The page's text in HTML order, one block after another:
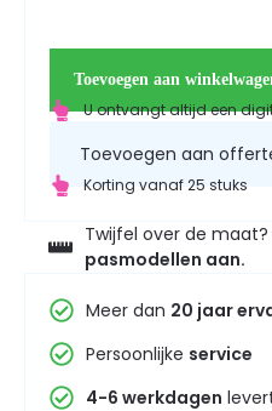
Toevoegen aan
U ontvangt altijd een
Toevoegen aan
Korting vanaf 25 stuks
Twijfel over de maat?
pasmodellen aan.
Meer dan 20 jaar
Persoonlijke service
4-6 werkdagen